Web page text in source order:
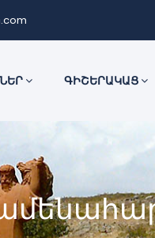
ԳԻՇԵՐԱԿԱՑ